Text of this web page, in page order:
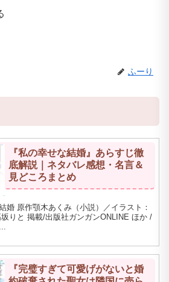
ふーり
『私の幸せな結婚』あらすじ徹
底解説｜ネタバレ感想・名言＆
見どころまとめ
婚 原作顎木あくみ（小説）／イラスト：
りと 掲載/出版社ガンガンONLINE ほか /
『完璧すぎて可愛げがないと婚